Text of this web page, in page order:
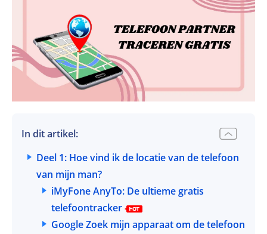
In dit artikel:
Deel 1: Hoe vind ik de locatie van de telefoon
van mijn man?
iMyFone AnyTo: De ultieme gratis
telefoontracker
Google Zoek mijn apparaat om de telefoon